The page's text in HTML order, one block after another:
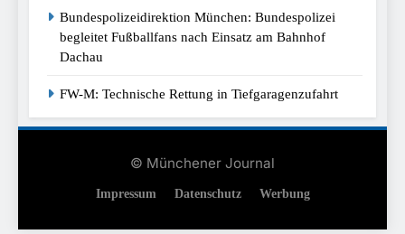
Bundespolizeidirektion München: Bundespolizei
begleitet Fußballfans nach Einsatz am Bahnhof
Dachau
FW-M: Technische Rettung in Tiefgaragenzufahrt
© Münchener Journal
Impressum Datenschutz Werbung